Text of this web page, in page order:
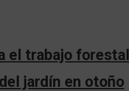
el trabajo forestal
jardín en otoño